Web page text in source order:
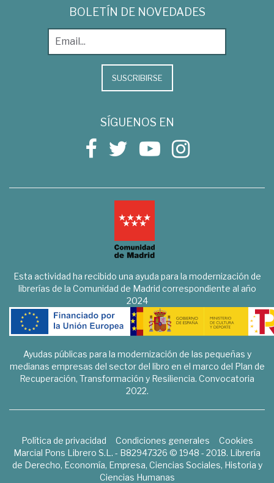
BOLETÍN DE NOVEDADES
SUSCRIBIRSE
SÍGUENOS EN
Esta actividad ha recibido una ayuda para la modernización de
librerías de la Comunidad de Madrid correspondiente al año
2024
Ayudas públicas para la modernización de las pequeñas y
medianas empresas del sector del libro en el marco del Plan de
Recuperación, Transformación y Resiliencia. Convocatoria
2022.
Política de privacidad Condiciones generales
Cookies
Marcial Pons Librero S.L. - B82947326 © 1948 - 2018. Librería
de Derecho, Economía, Empresa, Ciencias Sociales, Historia y
Ciencias Humanas